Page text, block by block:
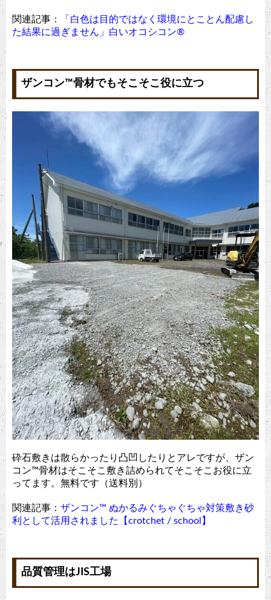
関連記事：
「白色は目的ではなく環境にとことん配慮し
た結果に過ぎません」白いオコシコン®︎
ザンコン™︎骨材でもそこそこ役に立つ
砕石敷きは散らかったり凸凹したりとアレですが、ザン
コン™︎骨材はそこそこ敷き詰められてそこそこお役に立
ってます。無料です（送料別）
関連記事： ザンコン™︎ ぬかるみぐちゃぐちゃ対策敷き砂
利として活用されました【crotchet / school】
品質管理はJIS工場